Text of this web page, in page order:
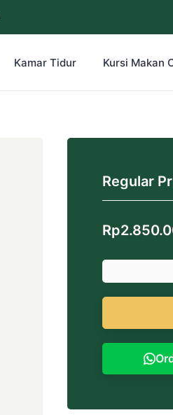
Kamar Tidur Kursi Makan
Regular
Rp